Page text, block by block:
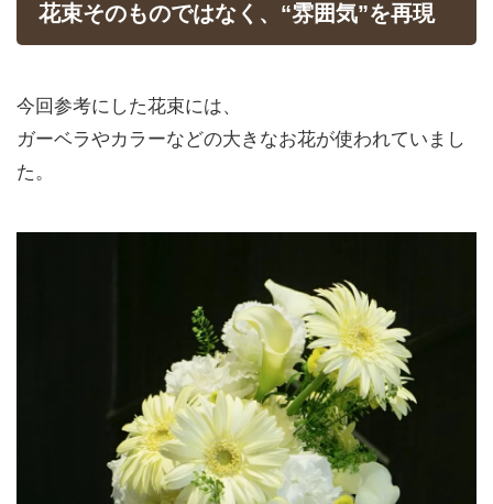
花束そのものではなく、“雰囲気”を再現
今回参考にした花束には、
ガーベラやカラーなどの大きなお花が使われていまし
た。